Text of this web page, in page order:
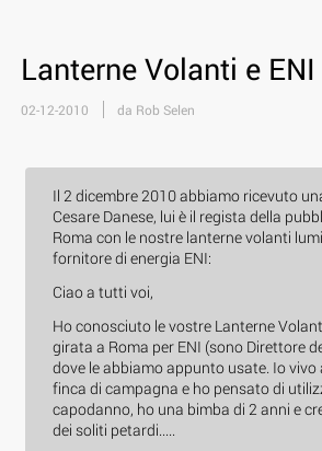
Lanterne Volanti e ENI
02-12-2010 da Rob Selen
Il 2 dicembre 2010 abbiamo ricevuto
Cesare Danese, lui è il regista della
Roma con le nostre lanterne volanti
fornitore di energia ENI:
Ciao a tutti voi,
Ho conosciuto le vostre Lanterne
girata a Roma per ENI (sono Direttore
dove le abbiamo appunto usate. Io vivo
finca di campagna e ho pensato di
capodanno, ho una bimba di 2 anni e
dei soliti petardi.....